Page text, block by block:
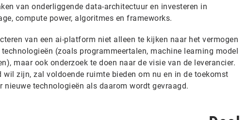
van onderliggende data-architectuur en investeren in
compute power, algoritmes en frameworks.
van een ai-platform niet alleen te kijken naar het vermogen
(zoals programmeertalen, machine learning model
maar ook onderzoek te doen naar de visie van de leverancier.
wil zijn, zal voldoende ruimte bieden om nu en in de toekomst
technologieën als daarom wordt gevraagd.